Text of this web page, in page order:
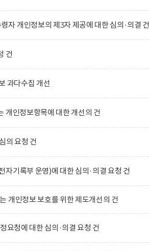
자 개인정보의 제3자 제공에 대한 심의·의결 건
건
과다수집 개선
개인정보항목에 대한 개선의 건
의 요청 건
자기록부 운영)에 대한 심의·의결 요청 건
개인정보 보호를 위한 제도개선의 건
요청에 대한 심의·의결 요청 건